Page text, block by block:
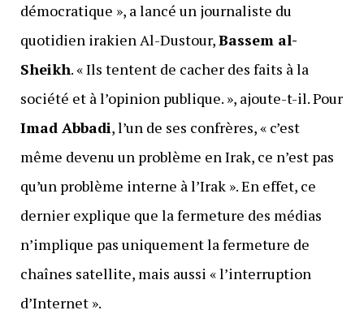
démocratique », a lancé un journaliste du
quotidien irakien Al-Dustour,Bassem al-
Sheikh. « Ils tentent de cacher des faits à la
société et à l’opinion publique. », ajoute-t-il. Pour
Imad Abbadi, l’un de ses confrères, « c’est
même devenu un problème en Irak, ce n’est pas
qu’un problème interne à l’Irak ». En effet, ce
dernier explique que la fermeture des médias
n’implique pas uniquement la fermeture de
chaînes satellite, mais aussi « l’interruption
d’Internet ».